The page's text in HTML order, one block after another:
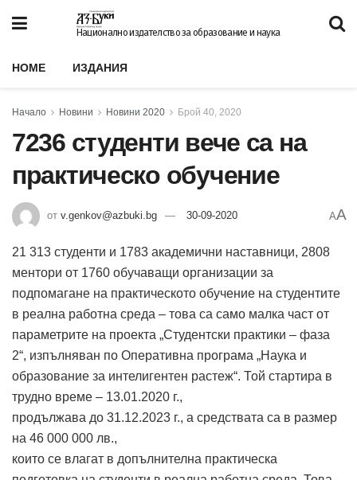
Национално издателство за образование и наука
HOME ИЗДАНИЯ
Начало Новини Новини 2020 Брой 40, 2020
7236 студенти вече са на
практическо обучение
от v.genkov@azbuki.bg 30-09-2020 AA
21 313 студенти и 1783 академични наставници, 2808
ментори от 1760 обучаващи организации за
подпомагане на практическото обучение на студентите
в реална работна среда – това са само малка част от
параметрите на проекта „Студентски практики – фаза
2“, изпълняван по Оперативна програма „Наука и
образование за интелигентен растеж“. Той стартира в
трудно време – 13.01.2020 г.,
продължава до 31.12.2023 г., а средствата са в размер
на 46 000 000 лв.,
които се влагат в допълнителна практическа